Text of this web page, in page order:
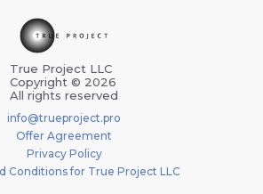
True Project LLC
Copyright © 2026
All rights reserved
info@trueproject.pro
Offer Agreement
Privacy Policy
Conditions for True Project LLC